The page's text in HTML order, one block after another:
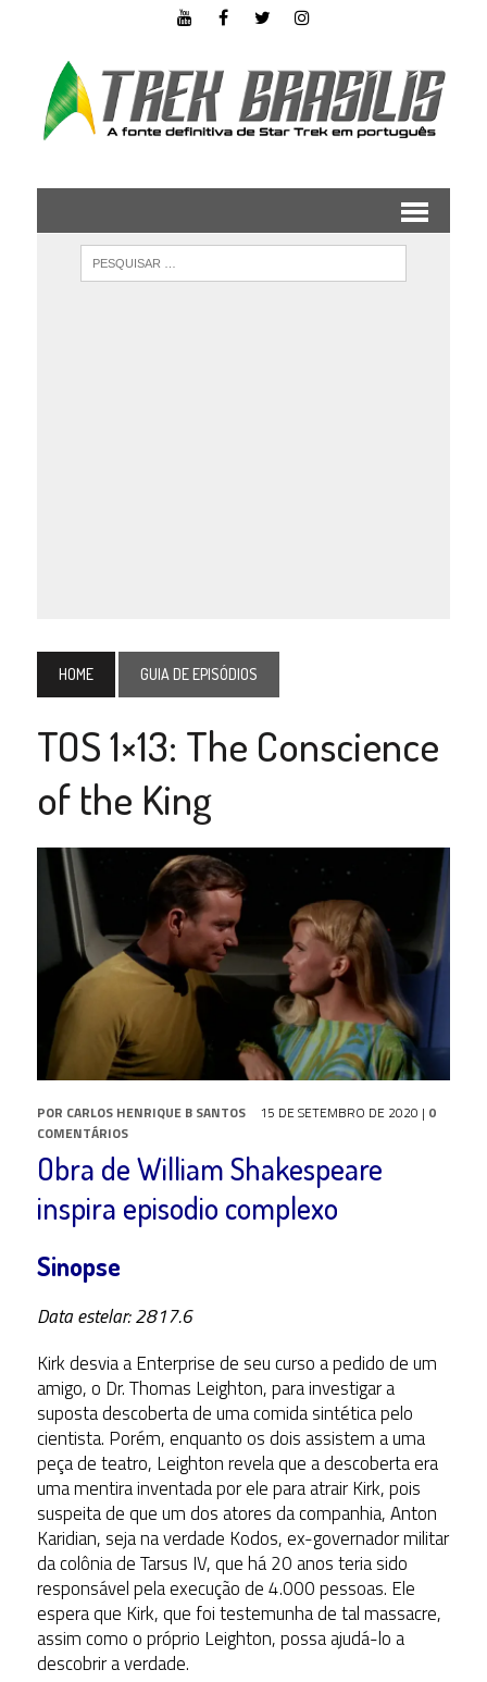
HOME GUIA DE EPISÓDIOS
TOS 1×13: The Conscience
of the King
POR CARLOS HENRIQUE B SANTOS 15 DE SETEMBRO DE 2020 | 0
COMENTÁRIOS
Obra de William Shakespeare
inspira episodio complexo
Sinopse
Data estelar: 2817.6
Kirk desvia a Enterprise de seu curso a pedido de um
amigo, o Dr. Thomas Leighton, para investigar a
suposta descoberta de uma comida sintética pelo
cientista. Porém, enquanto os dois assistem a uma
peça de teatro, Leighton revela que a descoberta era
uma mentira inventada por ele para atrair Kirk, pois
suspeita de que um dos atores da companhia, Anton
Karidian, seja na verdade Kodos, ex-governador militar
da colônia de Tarsus IV, que há 20 anos teria sido
responsável pela execução de 4.000 pessoas. Ele
espera que Kirk, que foi testemunha de tal massacre,
assim como o próprio Leighton, possa ajudá-lo a
descobrir a verdade.